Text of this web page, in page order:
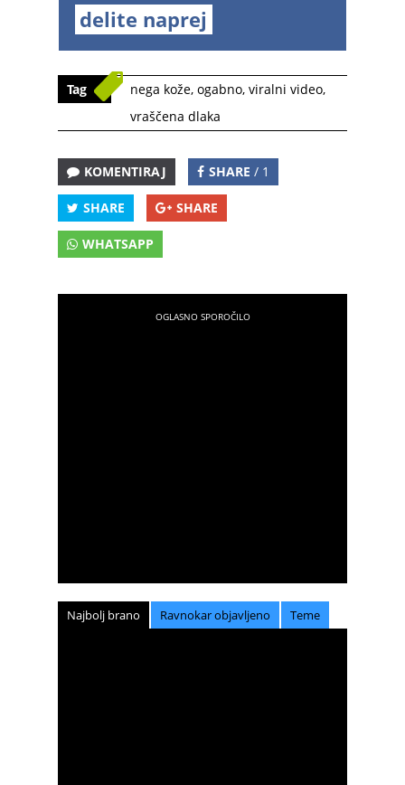
delite naprej
Tag nega kože, ogabno, viralni video,
vraščena dlaka
KOMENTIRAJ SHARE / 1
SHARE SHARE
WHATSAPP
Najbolj brano Ravnokar objavljeno Teme